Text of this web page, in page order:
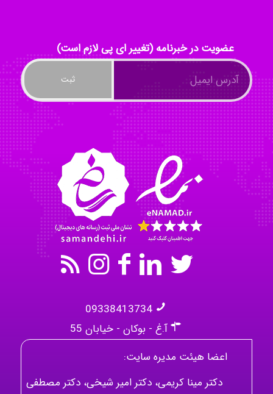
Mehrabعضویت در خبرنامه (تغییر ای پی لازم است)
09338413734
آ.غ - بوکان - خیابان 55
اعضا هیئت مدیره سایت:
دکتر مینا کریمی، دکتر امیر شیخی، دکتر مصطفی